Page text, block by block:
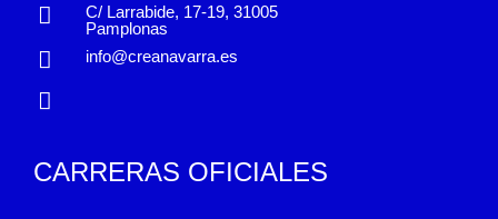
C/ Larrabide, 17-19, 31005
Pamplonas
info@creanavarra.es
CARRERAS OFICIALES